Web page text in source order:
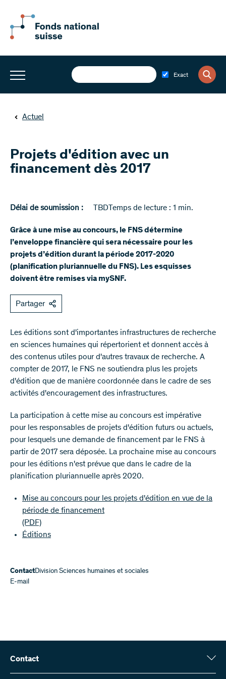
Exact
Actuel
Projets d'édition avec un
financement dès 2017
Délai de soumission : TBD Temps de lecture : 1 min.
Grâce à une mise au concours, le FNS détermine
l’enveloppe financière qui sera nécessaire pour les
projets d’édition durant la période 2017-2020
(planification pluriannuelle du FNS). Les esquisses
doivent être remises via mySNF.
Partager
​Les éditions sont d'importantes infrastructures de recherche
en sciences humaines qui répertorient et donnent accès à
des contenus utiles pour d'autres travaux de recherche. A
compter de 2017, le FNS ne soutiendra plus les projets
d'édition que de manière coordonnée dans le cadre de ses
activités d'encouragement des infrastructures.
La participation à cette mise au concours est impérative
pour les responsables de projets d'édition futurs ou actuels,
pour lesquels une demande de financement par le FNS à
partir de 2017 sera déposée. La prochaine mise au concours
pour les éditions n'est prévue que dans le cadre de la
planification pluriannuelle après 2020.
Mise au concours pour les projets d'édition en vue de la
période de financement
(PDF)
Éditions
ContactDivision Sciences humaines et sociales
E-mail
Contact
Fonds national suisse (FNS)